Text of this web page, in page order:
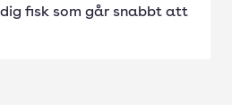
fisk som går snabbt att